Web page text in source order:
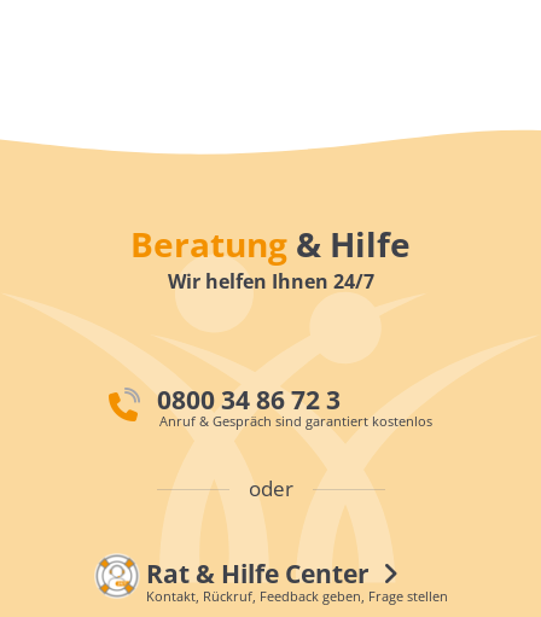
Beratung & Hilfe
Wir helfen Ihnen 24/7
0800 34 86 72 3
Anruf & Gespräch sind garantiert kostenlos
oder
Rat & Hilfe Center
Kontakt, Rückruf, Feedback geben, Frage stellen